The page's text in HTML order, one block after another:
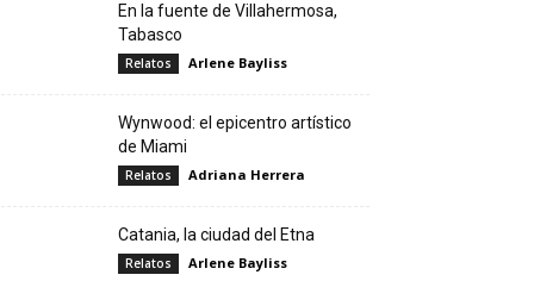
En la fuente de Villahermosa,
Tabasco
Relatos Arlene Bayliss
Wynwood: el epicentro artístico
de Miami
Relatos Adriana Herrera
Catania, la ciudad del Etna
Relatos Arlene Bayliss